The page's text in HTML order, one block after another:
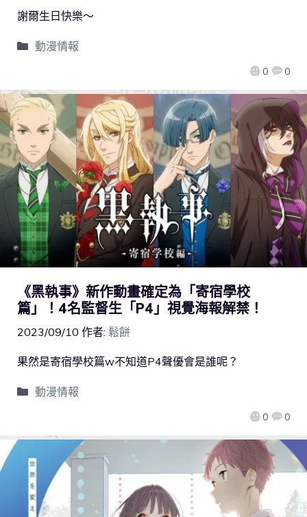
0 0
謝爾生日快樂～
動漫情報
《黑執事》新作動畫確定為「寄宿學校
篇」！4名監督生「P4」視覺海報解禁！
2023/09/10 作者: 鬆餅
0 0
果然是寄宿學校篇w不知道P4聲優會是誰呢？
動漫情報